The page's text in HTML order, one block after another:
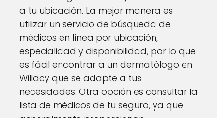
a tu ubicación. La mejor manera es
utilizar un servicio de búsqueda de
médicos en línea por ubicación,
especialidad y disponibilidad, por lo que
es fácil encontrar a un dermatólogo en
Willacy que se adapte a tus
necesidades. Otra opción es consultar la
lista de médicos de tu seguro, ya que